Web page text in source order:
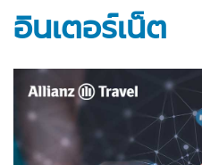
อินเตอร์เน็ต